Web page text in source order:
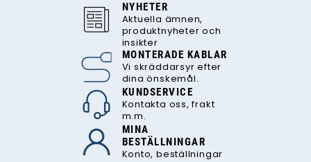
NYHETER
Aktuella ämnen,
produktnyheter och
insikter
MONTERADE KABLAR
Vi skräddarsyr efter
dina önskemål.
KUNDSERVICE
Kontakta oss, frakt
m.m.
MINA
BESTÄLLNINGAR
Konto, beställningar